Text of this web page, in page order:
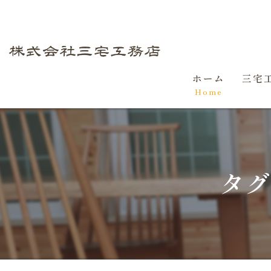
ホーム
Home
三宅
家づ
タ